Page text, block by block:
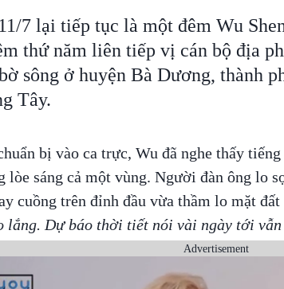
7 lại tiếp tục là một đêm Wu
thứ năm liên tiếp vị cán bộ địa
sông ở huyện Bà Dương, thành
Tây.
bị vào ca trực, Wu đã nghe thấy
lòe sáng cả một vùng. Người đàn ông lo
cuồng trên đỉnh đầu vừa thầm lo mặt đất
lắng. Dự báo thời tiết nói vài ngày tới vẫn
Advertisement